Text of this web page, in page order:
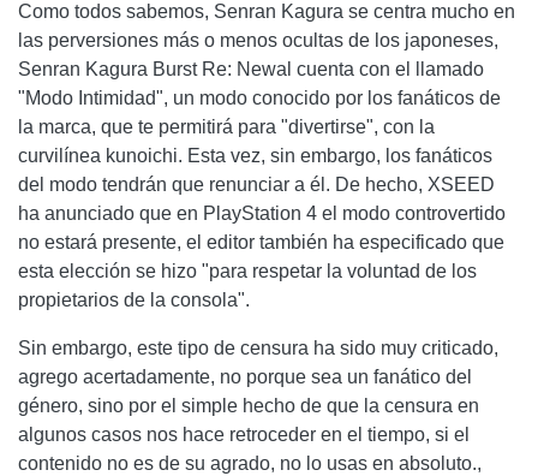
Como todos sabemos, Senran Kagura se centra mucho en
las perversiones más o menos ocultas de los japoneses,
Senran Kagura Burst Re: Newal cuenta con el llamado
"Modo Intimidad", un modo conocido por los fanáticos de
la marca, que te permitirá para "divertirse", con la
curvilínea kunoichi. Esta vez, sin embargo, los fanáticos
del modo tendrán que renunciar a él. De hecho, XSEED
ha anunciado que en PlayStation 4 el modo controvertido
no estará presente, el editor también ha especificado que
esta elección se hizo "para respetar la voluntad de los
propietarios de la consola".
Sin embargo, este tipo de censura ha sido muy criticado,
agrego acertadamente, no porque sea un fanático del
género, sino por el simple hecho de que la censura en
algunos casos nos hace retroceder en el tiempo, si el
contenido no es de su agrado, no lo usas en absoluto.,